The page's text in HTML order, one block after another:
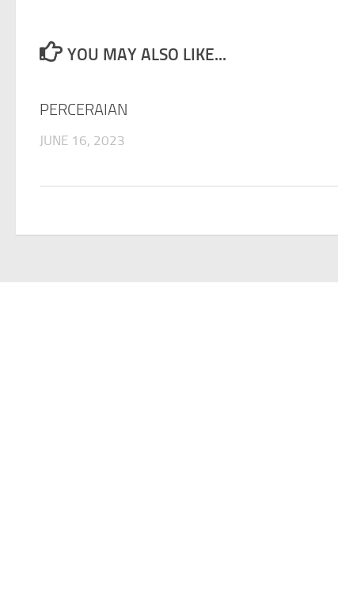
YOU MAY ALSO LIKE...
PERCERAIAN
JUNE 16, 2023